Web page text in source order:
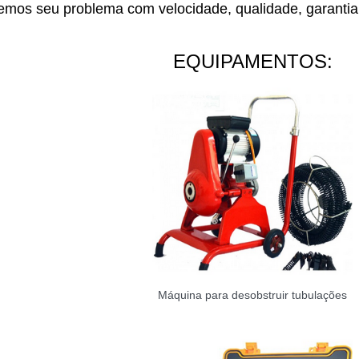
seu problema com velocidade, qualidade,
EQUIPAMENTOS:
Máquina para desobstruir tubulações